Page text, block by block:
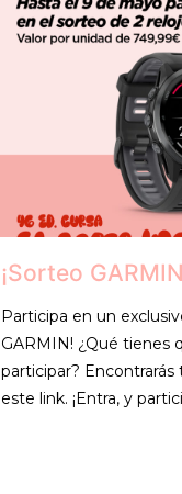
¡Sorteo
Participa en un
GARMIN! ¿Qué tienes
participar?
este link. ¡Entra, y